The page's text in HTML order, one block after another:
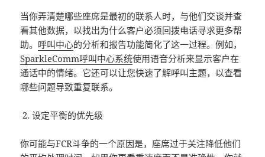
当你弄清楚哪些座席是最初的联系人时，与他们交谈并查
看其他数据，以找出为什么客户必须回拨电话寻求更多帮
助。 呼叫中心的分析和报告功能简化了这一过程。例如，
SparkleComm呼叫中心系统使用语音分析来显示客户在
通话中的情绪。它还可以让您快速了解呼叫主题，以查看
哪些问题导致重复联系。
设定平衡的优先级
你可能与FCR斗争的一个原因是，座席过于关注降低他们